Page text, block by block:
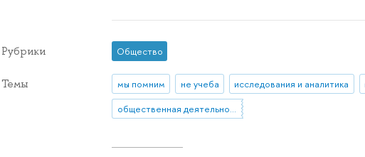
Рубрики Общество
Темы мы помним не учеба исследования и аналитика
общественная деятельность